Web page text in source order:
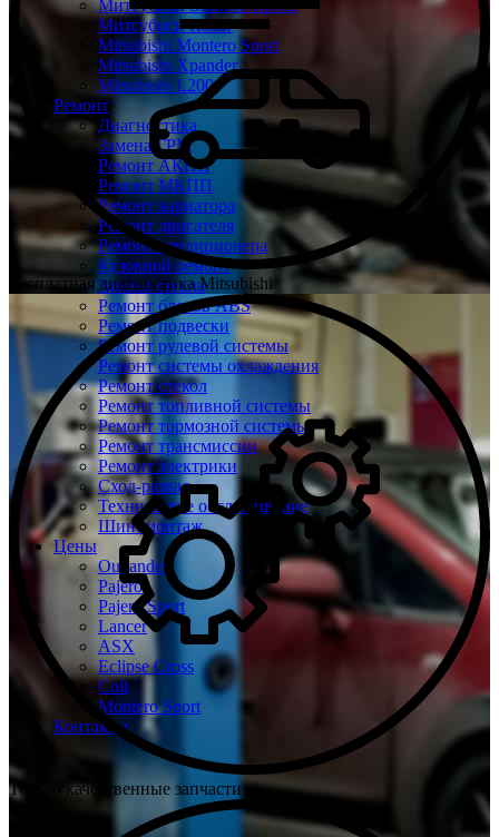
Митсубиси Эклипс Кросс
Митсубиси Кольт
Mitsubishi Montero Sport
Mitsubishi Xpander
Mitsubishi L200
Ремонт
Диагностика
Замена ГРМ
Ремонт АКПП
Ремонт МКПП
Ремонт вариатора
Ремонт двигателя
Ремонт кондиционера
Кузовной ремонт
Замена стекла
Ремонт блоков ABS
Ремонт подвески
Ремонт рулевой системы
Ремонт системы охлаждения
Ремонт стекол
Ремонт топливной системы
Ремонт тормозной системы
Ремонт трансмиссии
Ремонт электрики
Сход-развал
Техническое обслуживание
Шиномонтаж
Цены
Outlander
Pajero
Pajero Sport
Lancer
ASX
Eclipse Cross
Colt
Montero Sport
Контакты
Бесплатная диагностика Mitsubishi
Только качественные запчасти